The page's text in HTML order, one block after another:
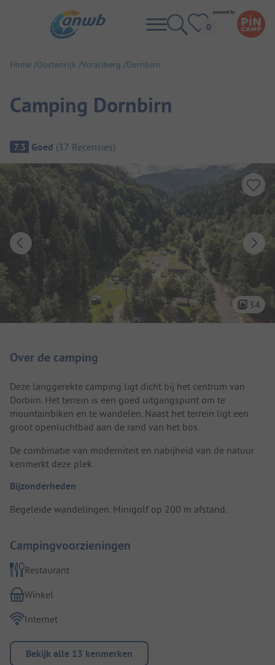
Home Oostenrijk Vorarlberg Dornbirn
Camping Dornbirn
Camping overzicht
7.3 Goed (37 Recensies)
34
Over de camping
Deze langgerekte camping ligt dicht bij het centrum van
Dorbirn. Het terrein is een goed uitgangspunt om te
mountainbiken en te wandelen. Naast het terrein ligt een
groot openluchtbad aan de rand van het bos.
De combinatie van moderniteit en nabijheid van de natuur
kenmerkt deze plek.
Bijzonderheden
Begeleide wandelingen. Minigolf op 200 m afstand.
Campingvoorzieningen
Restaurant
Winkel
Internet
Bekijk alle 13 kenmerken